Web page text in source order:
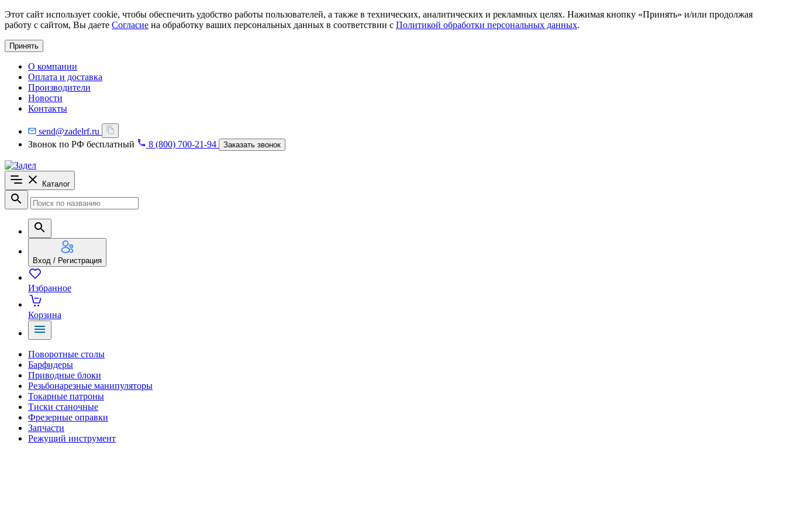
Этот сайт использует cookie, чтобы обеспечить удобство работы пользователей, а также в технических, аналитических и рекламных целях. Нажимая кнопку «Принять» и/или продолжая
работу с сайтом, Вы даете Согласие на обработку ваших персональных данных в соответствии с Политикой обработки персональных данных.
Принять
О компании
Оплата и доставка
Производители
Новости
Контакты
send@zadelrf.ru
Звонок по РФ бесплатный
8 (800) 700-21-94 Заказать звонок
Каталог
Вход / Регистрация
Избранное
Корзина
Поворотные столы
Барфидеры
Приводные блоки
Резьбонарезные манипуляторы
Токарные патроны
Тиски станочные
Фрезерные оправки
Запчасти
Режущий инструмент